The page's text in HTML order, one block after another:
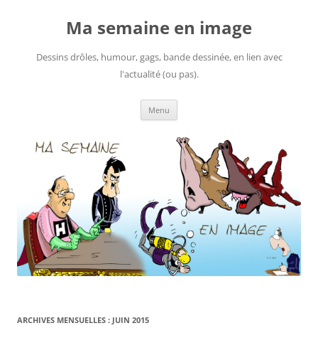
Ma semaine en image
Dessins drôles, humour, gags, bande dessinée, en lien avec
l'actualité (ou pas).
Menu
ARCHIVES MENSUELLES : JUIN 2015